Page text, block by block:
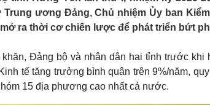
đá
thao
Xe máy
Tư vấn
ương Đảng, Chủ nhiệm Ủy ban
ra thời cơ chiến lược để phát triển bứt
Đảng bộ và nhân dân hai tỉnh trước khi
tế tăng trưởng bình quân trên 9%/năm,
15 địa phương cao nhất cả nước.